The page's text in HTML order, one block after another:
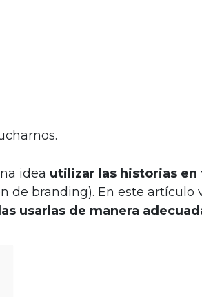
idea utilizar las historias en
de branding). En este artículo
usarlas de manera